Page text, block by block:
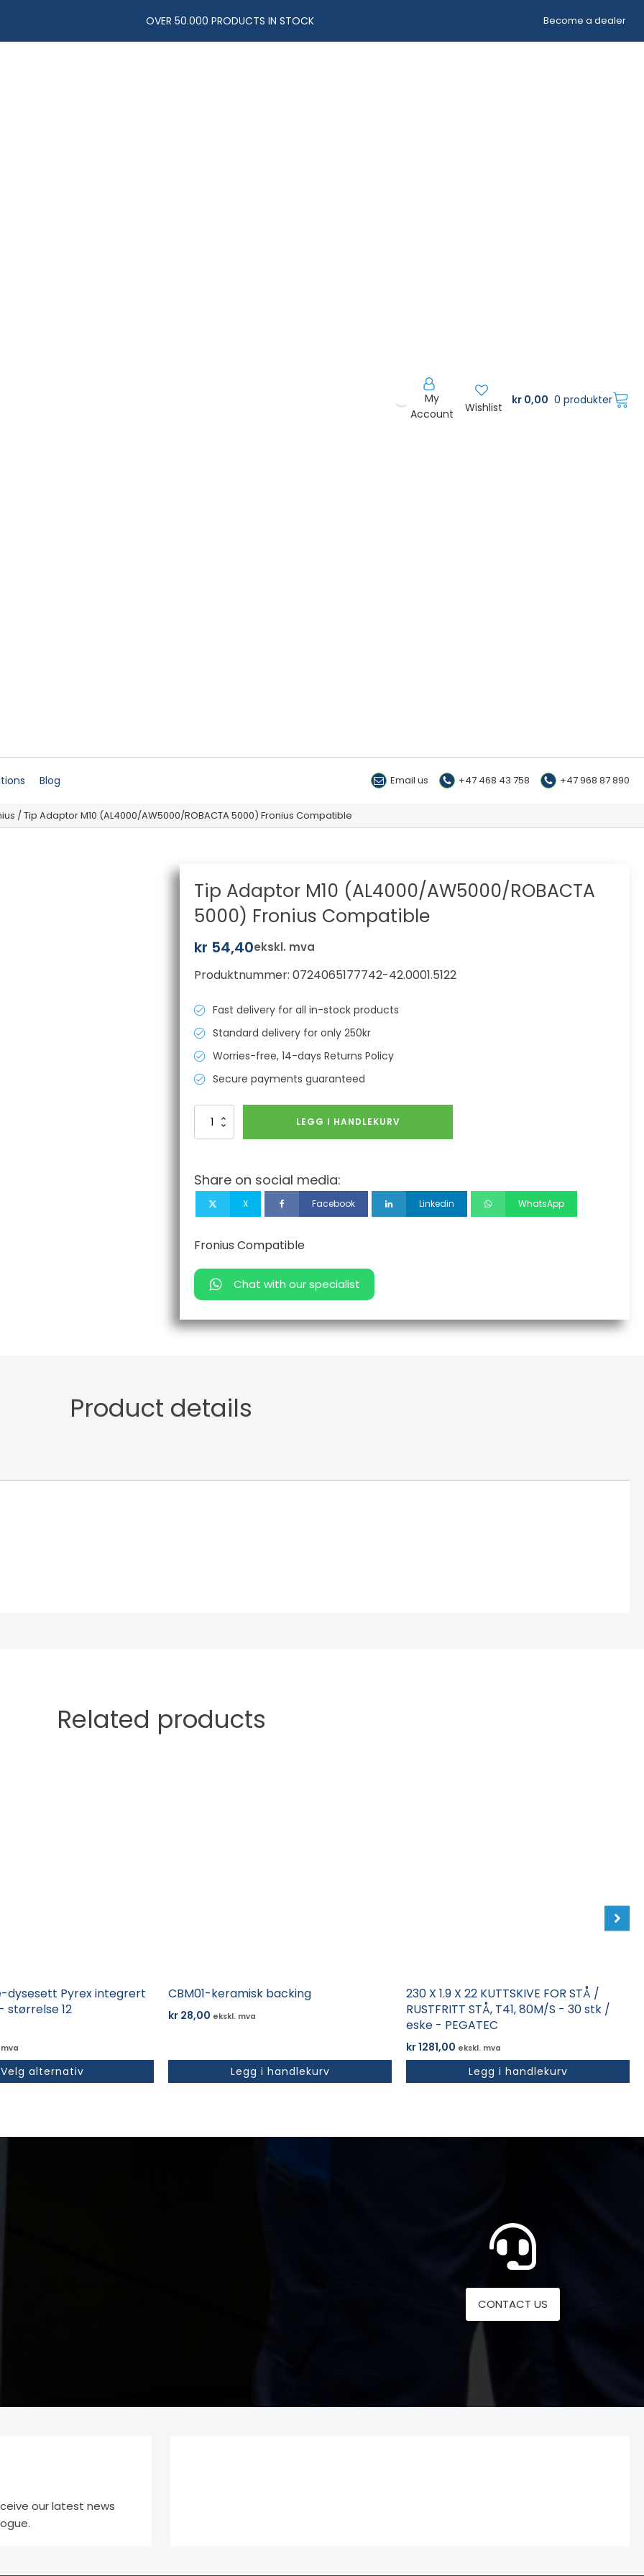
OVER 50.000 PRODUCTS IN STOCK Become a dealer
My
Account
Wishlist
kr 0,00 0 produkter
Blog Email us +47 468 43 758 +47 968 87 890
/ Tip Adaptor M10 (AL4000/AW5000/ROBACTA 5000) Fronius Compatible
Tip Adaptor M10 (AL4000/AW5000/ROBACTA
5000) Fronius Compatible
kr 54,40ekskl. mva
Produktnummer:0724065177742-42.0001.5122
Fast delivery for all in-stock products
Standard delivery for only 250kr
Worries-free, 14-days Returns Policy
Secure payments guaranteed
Adaptor
Fronius
Compatible
LEGG I HANDLEKURV
Share on social media:
X Facebook Linkedin WhatsApp
Fronius Compatible
Chat with our specialist
Product details
Related products
dysesett Pyrex integrert
størrelse 12
Velg alternativ
CBM01-keramisk backing
kr 28,00 ekskl. mva
Legg i handlekurv
230 X 1.9 X 22 KUTTSKIVE FOR STÅ /
RUSTFRITT STÅ, T41, 80M/S - 30 stk /
eske - PEGATEC
kr1281,00 ekskl. mva
Legg i handlekurv
CONTACT US
our latest news